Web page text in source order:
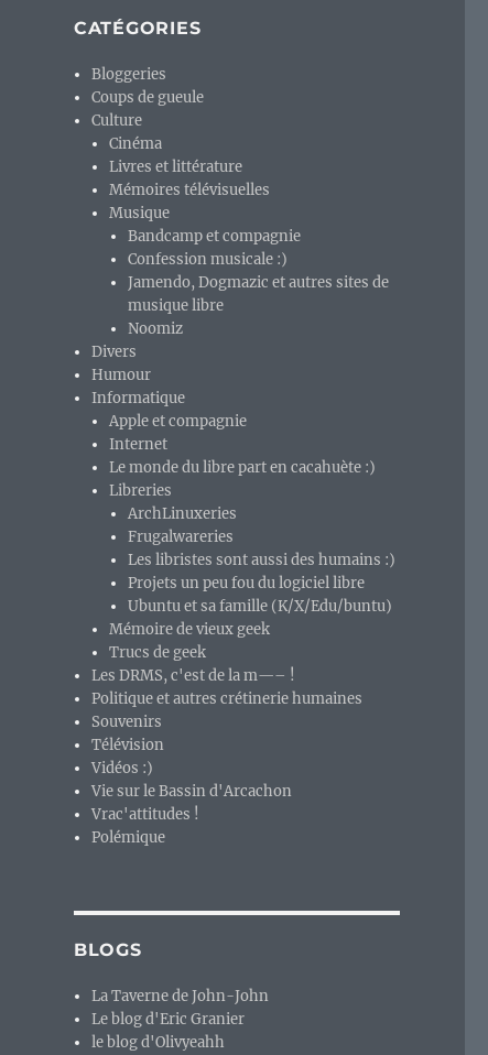
CATÉGORIES
Bloggeries
Coups de gueule
Culture
Cinéma
Livres et littérature
Mémoires télévisuelles
Musique
Bandcamp et compagnie
Confession musicale :)
Jamendo, Dogmazic et autres sites de
musique libre
Noomiz
Divers
Humour
Informatique
Apple et compagnie
Internet
Le monde du libre part en cacahuète :)
Libreries
ArchLinuxeries
Frugalwareries
Les libristes sont aussi des humains :)
Projets un peu fou du logiciel libre
Ubuntu et sa famille (K/X/Edu/buntu)
Mémoire de vieux geek
Trucs de geek
Les DRMS, c'est de la m—– !
Politique et autres crétinerie humaines
Souvenirs
Télévision
Vidéos :)
Vie sur le Bassin d'Arcachon
Vrac'attitudes !
Polémique
BLOGS
La Taverne de John-John
Le blog d'Eric Granier
le blog d'Olivyeahh